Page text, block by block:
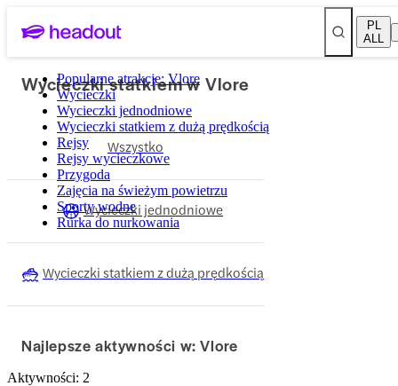
PL
ALL
Popularne atrakcje: Vlore
Wycieczki
Wycieczki jednodniowe
Wycieczki statkiem z dużą prędkością
Rejsy
Rejsy wycieczkowe
Przygoda
Zajęcia na świeżym powietrzu
Sporty wodne
Rurka do nurkowania
Wycieczki statkiem w Vlore
Wszystko
Wycieczki jednodniowe
Wycieczki statkiem z dużą prędkością
Najlepsze aktywności w: Vlore
Aktywności: 2